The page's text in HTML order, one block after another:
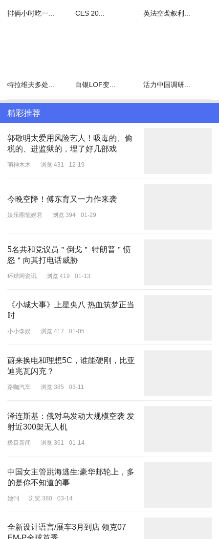
克劳、日本演员齐工藤。五个评委里面有两个是华人，名单刚公布的
时候，大家都觉得胜算很大。
排俩小时吃一... CES 20... 英法空袭叙利...
特拉维夫多处... 白银LOF变... 活力中国调研...
精彩推荐
郭敬明太爱用风险艺人！吸毒的、偷
税的、进监狱的，埋了好几部戏
萌神木木 浏览 431 12-19
今晚空降！傅东育又一力作来袭
娱乐圈笔娱君 浏览 394 01-29
5名共和党议员＂倒戈＂ 特朗普＂愤
怒＂向其打电话威胁
环球网资讯 浏览 419 01-13
《小城大事》上星央八 热血筑梦正当
时
小小李娱 浏览 417 01-05
蔚来换电和理想5C，谁能硬刚，比亚
迪兆瓦闪充？
路咖汽车 浏览 385 03-11
泽连斯基：俄对乌发动大规模空袭 发
射近300架无人机
极目新闻 浏览 361 01-14
中国女主管跳海逃生:豪华邮轮上，多
的是你不知道的事
她刊 浏览 380 03-14
全新设计语言/展车3月到店 领克07